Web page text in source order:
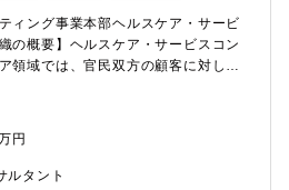
事業売却伴走支援。・M&Aを活用し
ディールの伴走支援。◯コンサルテ
ージも併せてご覧ください。
consulting/m_consulting/index.html
動産、運輸等、幅広い業界において
ーポレートファイナンスのプロジェ
ィング事業本部ヘルスケア・サービ
の概要】ヘルスケア・サービスコン
領域では、官民双方の顧客に対して
営戦略、事業戦略の戦略立案、実行
テークホルダーに対するマーケティ
カ、小売、金融、情報通信など多く
ケア領域への参入・戦略立案・実行
円
ルタント